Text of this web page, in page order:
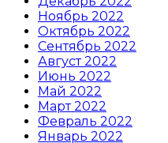
Ноябрь 2022
Октябрь 2022
Сентябрь 2022
Август 2022
Июнь 2022
Май 2022
Март 2022
Февраль 2022
Январь 2022